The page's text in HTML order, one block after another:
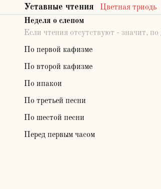
Уставные чтения Цветная триодь
Неделя о слепом
Если чтения отсутствуют - значит,
По первой кафизме
По второй кафизме
По ипакои
По третьей песни
По шестой песни
Перед первым часом